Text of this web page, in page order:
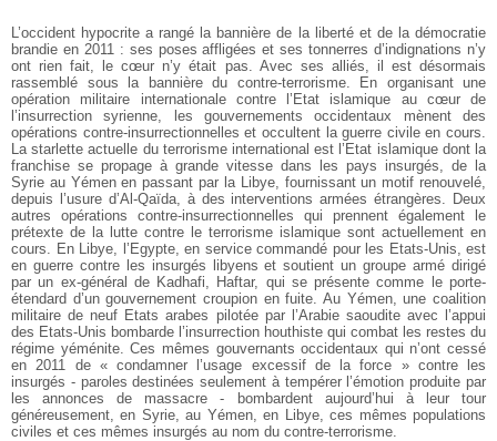
L’occident hypocrite a rangé la bannière de la liberté et de la démocratie
brandie en 2011 : ses poses affligées et ses tonnerres d’indignations n’y
ont rien fait, le cœur n’y était pas. Avec ses alliés, il est désormais
rassemblé sous la bannière du contre-terrorisme. En organisant une
opération militaire internationale contre l’Etat islamique au cœur de
l’insurrection syrienne, les gouvernements occidentaux mènent des
opérations contre-insurrectionnelles et occultent la guerre civile en cours.
La starlette actuelle du terrorisme international est l’Etat islamique dont la
franchise se propage à grande vitesse dans les pays insurgés, de la
Syrie au Yémen en passant par la Libye, fournissant un motif renouvelé,
depuis l’usure d’Al-Qaïda, à des interventions armées étrangères. Deux
autres opérations contre-insurrectionnelles qui prennent également le
prétexte de la lutte contre le terrorisme islamique sont actuellement en
cours. En Libye, l’Egypte, en service commandé pour les Etats-Unis, est
en guerre contre les insurgés libyens et soutient un groupe armé dirigé
par un ex-général de Kadhafi, Haftar, qui se présente comme le porte-
étendard d’un gouvernement croupion en fuite. Au Yémen, une coalition
militaire de neuf Etats arabes pilotée par l’Arabie saoudite avec l’appui
des Etats-Unis bombarde l’insurrection houthiste qui combat les restes du
régime yéménite. Ces mêmes gouvernants occidentaux qui n’ont cessé
en 2011 de « condamner l’usage excessif de la force » contre les
insurgés - paroles destinées seulement à tempérer l’émotion produite par
les annonces de massacre - bombardent aujourd’hui à leur tour
généreusement, en Syrie, au Yémen, en Libye, ces mêmes populations
civiles et ces mêmes insurgés au nom du contre-terrorisme.